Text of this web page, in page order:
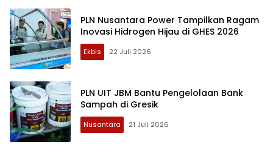
PenaMerahPutih.com
PLN Nusantara Power Tampilkan Ragam
Inovasi Hidrogen Hijau di GHES 2026
Ekbis 22 Juli 2026
PLN UIT JBM Bantu Pengelolaan Bank
Sampah di Gresik
Nusantara 21 Juli 2026